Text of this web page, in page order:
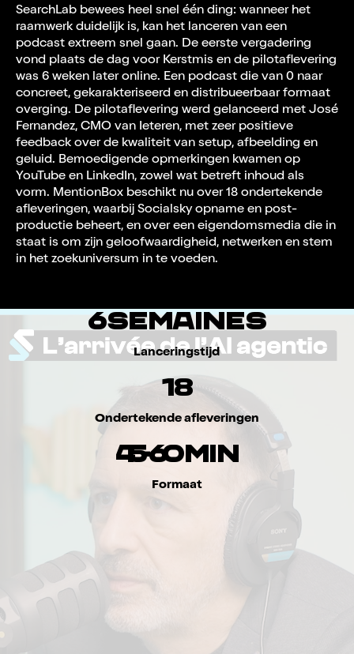
gehele concrete onderdeel van de lancering:
definitie van toneelstijl, artistieke richting en
podcastuniversum, reflectie op fysieke setup
en decor, aankopen en setup, coaching van
host Germain om de uitwisseling vloeiend te
maken, voorbereiding van de
episodestructuur, opname, post-productie,
hulp bij de keuze van titel, miniatuur en
distributie.
Resultaat: MentionBox hoefde niet in het
duister rond te navigeren. Elke stap was
ingekadering, uitgelegd en uitgevoerd.
SearchLab bewees heel snel één ding: wanneer het
raamwerk duidelijk is, kan het lanceren van een
podcast extreem snel gaan. De eerste vergadering
vond plaats de dag voor Kerstmis en de pilotaflevering
was 6 weken later online. Een podcast die van 0 naar
concreet, gekarakteriseerd en distribueerbaar formaat
overging. De pilotaflevering werd gelanceerd met José
Fernandez, CMO van Ieteren, met zeer positieve
feedback over de kwaliteit van setup, afbeelding en
geluid. Bemoedigende opmerkingen kwamen op
YouTube en LinkedIn, zowel wat betreft inhoud als
vorm. MentionBox beschikt nu over 18 ondertekende
afleveringen, waarbij Socialsky opname en post-
productie beheert, en over een eigendomsmedia die in
staat is om zijn geloofwaardigheid, netwerken en stem
in het zoekuniversum in te voeden.
6semaines
Lanceringstijd
18
Ondertekende afleveringen
45
-60min
Formaat